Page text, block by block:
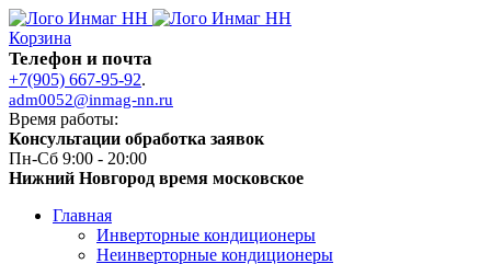
Корзина
Телефон и почта
+7(905) 667-95-92.
adm0052@inmag-nn.ru
Время работы:
Консультации обработка заявок
Пн-Сб 9:00 - 20:00
Нижний Новгород время московское
Главная
Инверторные кондиционеры
Неинверторные кондиционеры